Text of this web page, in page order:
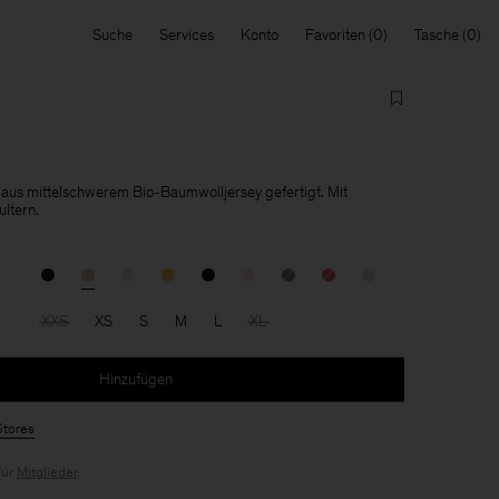
Suche Services Konto Favoriten Tasche
aus mittelschwerem Bio-Baumwolljersey gefertigt. Mit
XXS XS S M L XL
Hinzufügen
Mitglieder.